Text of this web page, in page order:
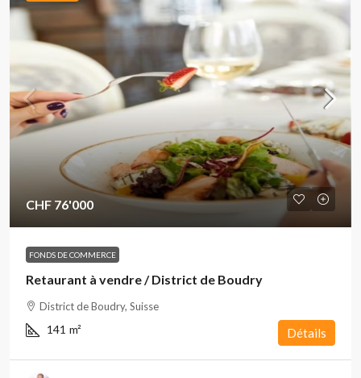
CHF 76'000
FONDS DE COMMERCE
Retaurant à vendre / District de Boudry
District de Boudry, Suisse
141 m² Détails